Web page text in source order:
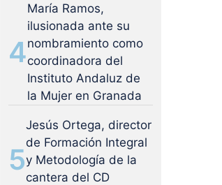
4
María Ramos,
ilusionada ante su
nombramiento como
coordinadora del
Instituto Andaluz de
la Mujer en Granada
5
Jesús Ortega, director
de Formación Integral
y Metodología de la
cantera del CD